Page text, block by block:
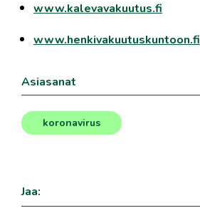
www.kalevavakuutus.fi
www.henkivakuutuskuntoon.fi
Asiasanat
koronavirus
Jaa: